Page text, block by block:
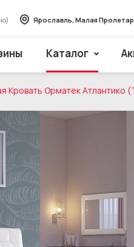
Каталог
Ярославль, Малая
Кровать Орматек Атлантико